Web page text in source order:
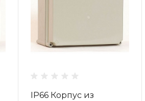
IP66 Корпус из